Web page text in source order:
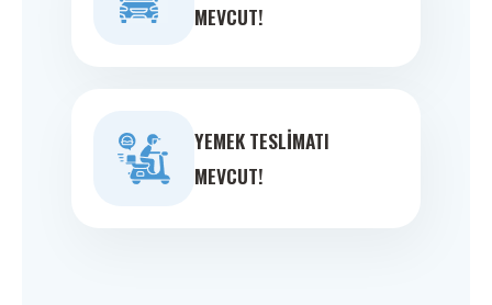
MEVCUT!
YEMEK TESLIMATI
MEVCUT!